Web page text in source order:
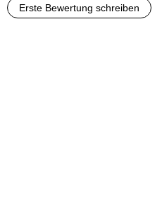
Erste Bewertung schreiben